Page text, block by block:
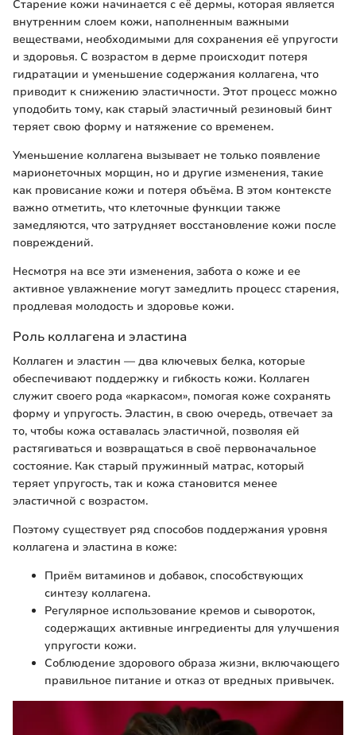
Старение кожи начинается с её дермы, которая является
внутренним слоем кожи, наполненным важными
веществами, необходимыми для сохранения её упругости
и здоровья. С возрастом в дерме происходит потеря
гидратации и уменьшение содержания коллагена, что
приводит к снижению эластичности. Этот процесс можно
уподобить тому, как старый эластичный резиновый бинт
теряет свою форму и натяжение со временем.
Уменьшение коллагена вызывает не только появление
марионеточных морщин, но и другие изменения, такие
как провисание кожи и потеря объёма. В этом контексте
важно отметить, что клеточные функции также
замедляются, что затрудняет восстановление кожи после
повреждений.
Несмотря на все эти изменения, забота о коже и ее
активное увлажнение могут замедлить процесс старения,
продлевая молодость и здоровье кожи.
Роль коллагена и эластина
Коллаген и эластин — два ключевых белка, которые
обеспечивают поддержку и гибкость кожи. Коллаген
служит своего рода «каркасом», помогая коже сохранять
форму и упругость. Эластин, в свою очередь, отвечает за
то, чтобы кожа оставалась эластичной, позволяя ей
растягиваться и возвращаться в своё первоначальное
состояние. Как старый пружинный матрас, который
теряет упругость, так и кожа становится менее
эластичной с возрастом.
Поэтому существует ряд способов поддержания уровня
коллагена и эластина в коже:
Приём витаминов и добавок, способствующих
синтезу коллагена.
Регулярное использование кремов и сывороток,
содержащих активные ингредиенты для улучшения
упругости кожи.
Соблюдение здорового образа жизни, включающего
правильное питание и отказ от вредных привычек.